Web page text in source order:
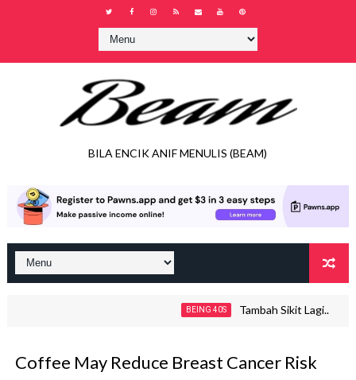
BILA ENCIK ANIF MENULIS (BEAM)
BEING 40S Tambah Sikit Lagi..
Coffee May Reduce Breast Cancer Risk